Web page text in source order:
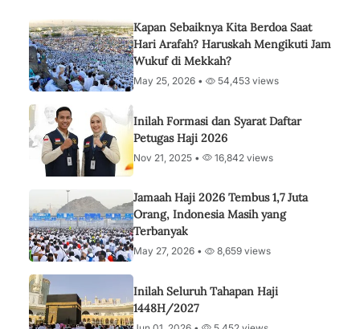
Kapan Sebaiknya Kita Berdoa Saat
Hari Arafah? Haruskah Mengikuti Jam
Wukuf di Mekkah?
May 25, 2026 • 54,453 views
Inilah Formasi dan Syarat Daftar
Petugas Haji 2026
Nov 21, 2025 • 16,842 views
Jamaah Haji 2026 Tembus 1,7 Juta
Orang, Indonesia Masih yang
Terbanyak
May 27, 2026 • 8,659 views
Inilah Seluruh Tahapan Haji
1448H/2027